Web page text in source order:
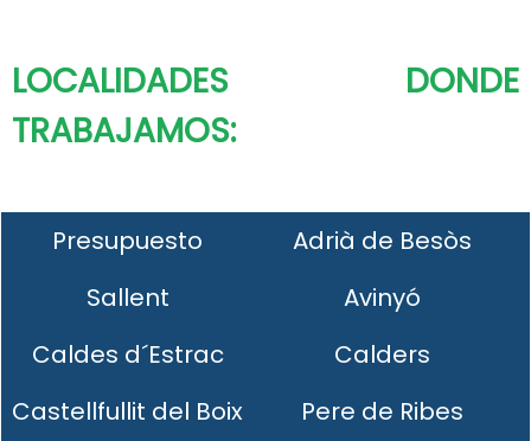
LOCALIDADES DONDE
TRABAJAMOS:
Presupuesto
Adrià de Besòs
Sallent
Avinyó
Caldes d´Estrac
Calders
Castellfullit del Boix
Pere de Ribes